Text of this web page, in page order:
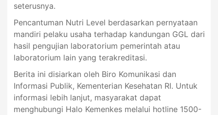
seterusnya.
Pencantuman Nutri Level berdasarkan pernyataan
mandiri pelaku usaha terhadap kandungan GGL dari
hasil pengujian laboratorium pemerintah atau
laboratorium lain yang terakreditasi.
Berita ini disiarkan oleh Biro Komunikasi dan
Informasi Publik, Kementerian Kesehatan RI. Untuk
informasi lebih lanjut, masyarakat dapat
menghubungi Halo Kemenkes melalui hotline 1500-